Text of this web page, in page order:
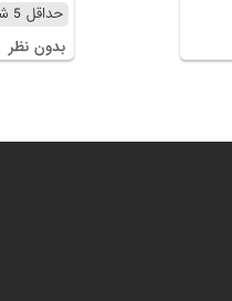
حداقل 5 شب
بدون نظر